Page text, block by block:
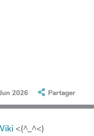
2026 Partager
<(^_^<)